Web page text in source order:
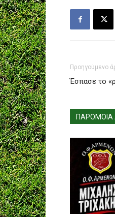
Προηγούμενο
Έσπασε το
ΠΑΡΟΜΟΙΑ